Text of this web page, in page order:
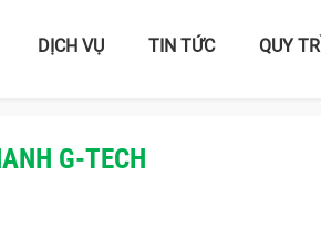
DỊCH VỤ TIN TỨC QUY
G-TECH